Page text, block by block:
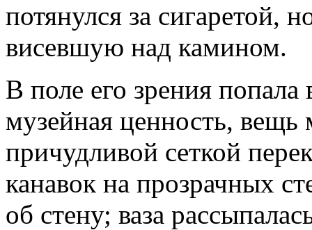
потянулся за сигаретой,
висевшую над камином.
В поле его зрения попала
музейная ценность, вещь
причудливой сеткой
канавок на прозрачных
об стену; ваза